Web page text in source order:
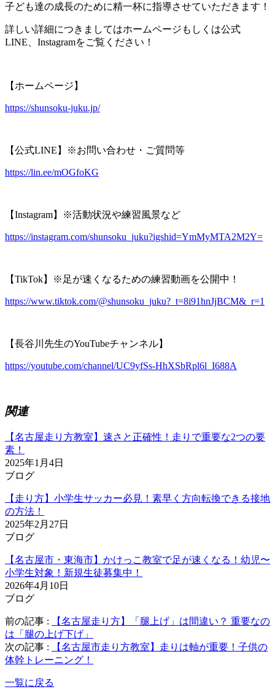
子ども達の成長のために精一杯に指導させていただきます！
詳しい詳細につきましてはホームページもしくは公式
LINE、Instagramをご覧ください！
【ホームページ】
https://shunsoku-juku.jp/
【公式LINE】※お問い合わせ・ご質問等
https://lin.ee/mOGfoKG
【Instagram】※活動状況や練習風景など
https://instagram.com/shunsoku_juku?igshid=YmMyMTA2M2Y=
【TikTok】※足が速くなるための練習動画を公開中！
https://www.tiktok.com/@shunsoku_juku?_t=8i91hnJjBCM&_r=1
【長谷川先生のYouTubeチャンネル】
https://youtube.com/channel/UC9yfSs-HhXSbRpl6l_I688A
関連
【名古屋走り方教室】速さと正確性！走りで重要な2つの要
素！
2025年1月4日
ブログ
【走り方】小学生サッカー必見！素早く方向転換できる接地
の方法！
2025年2月27日
ブログ
【名古屋市・東海市】かけっこ教室で足が速くなる！幼児〜
小学生対象！新規生徒募集中！
2026年4月10日
ブログ
前の記事 :
【名古屋走り方】「腿上げ」は間違い？ 重要なの
は「腿の上げ下げ」
次の記事 :
【名古屋市走り方教室】走りは軸が重要！子供の
体幹トレーニング！
一覧に戻る